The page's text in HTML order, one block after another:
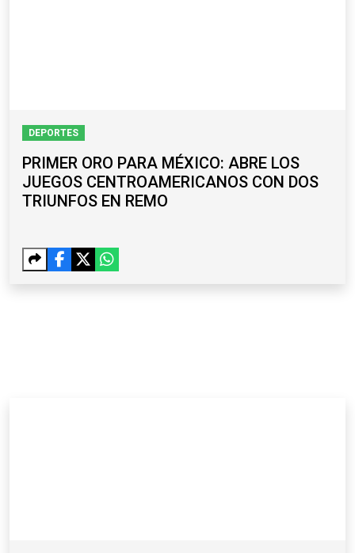
DEPORTES
PRIMER ORO PARA MÉXICO: ABRE LOS
JUEGOS CENTROAMERICANOS CON DOS
TRIUNFOS EN REMO